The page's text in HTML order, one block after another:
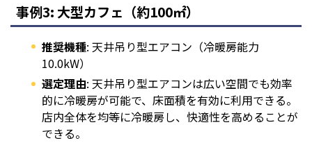
事例3: 大型カフェ（約100㎡）
推奨機種: 天井吊り型エアコン（冷暖房能力
10.0kW）
選定理由: 天井吊り型エアコンは広い空間でも効率
的に冷暖房が可能で、床面積を有効に利用できる。
店内全体を均等に冷暖房し、快適性を高めることが
できる。